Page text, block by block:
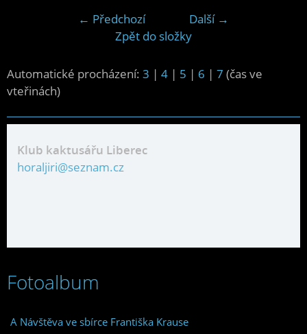
← Předchozí
Další →
Zpět do složky
Automatické procházení: 3 | 4 | 5 | 6 | 7 (čas ve
vteřinách)
Klub kaktusářu Liberec
horaljiri@seznam.cz
Fotoalbum
A Návštěva ve sbírce Františka Krause